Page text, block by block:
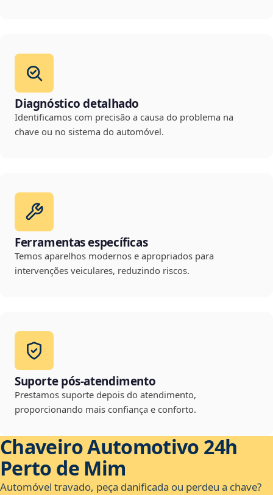
Diagnóstico detalhado
Identificamos com precisão a causa do problema na
chave ou no sistema do automóvel.
Ferramentas específicas
Temos aparelhos modernos e apropriados para
intervenções veiculares, reduzindo riscos.
Suporte pós-atendimento
Prestamos suporte depois do atendimento,
proporcionando mais confiança e conforto.
Chaveiro Automotivo 24h
Perto de Mim
Automóvel travado, peça danificada ou perdeu a chave?